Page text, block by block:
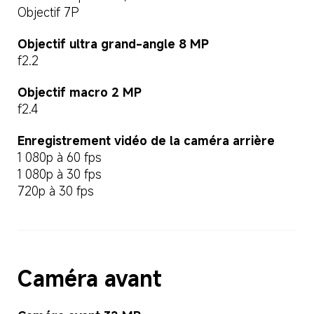
Objectif 7P
Objectif ultra grand-angle 8 MP
f2.2
Objectif macro 2 MP
f2.4
Enregistrement vidéo de la caméra arrière
1 080p à 60 fps
1 080p à 30 fps
720p à 30 fps
Caméra avant